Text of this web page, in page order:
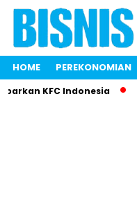
HOME PEREKONOMIAN
KFC Indonesia